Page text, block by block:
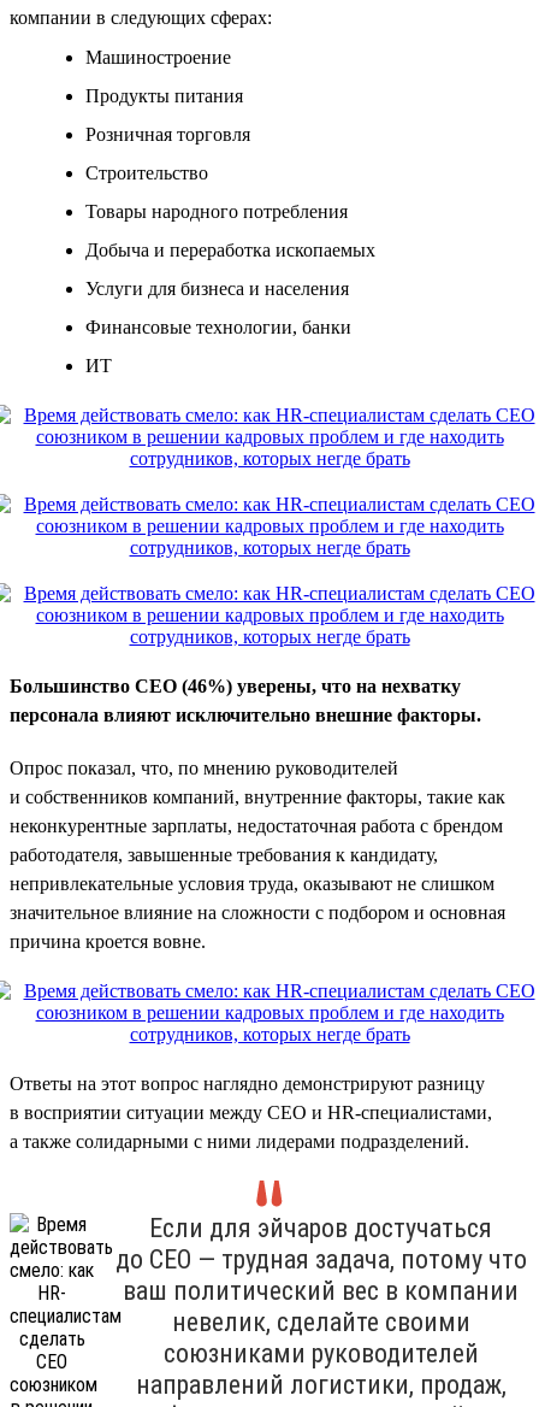
компании в следующих сферах:
Машиностроение
Продукты питания
Розничная торговля
Строительство
Товары народного потребления
Добыча и переработка ископаемых
Услуги для бизнеса и населения
Финансовые технологии, банки
ИТ
Большинство CEO (46%) уверены, что на нехватку
персонала влияют исключительно внешние факторы.
Опрос показал, что, по мнению руководителей
и собственников компаний, внутренние факторы, такие как
неконкурентные зарплаты, недостаточная работа с брендом
работодателя, завышенные требования к кандидату,
непривлекательные условия труда, оказывают не слишком
значительное влияние на сложности с подбором и основная
причина кроется вовне.
Ответы на этот вопрос наглядно демонстрируют разницу
в восприятии ситуации между CEO и HR-специалистами,
а также солидарными с ними лидерами подразделений.
Если для эйчаров достучаться
до CEO — трудная задача, потому что
ваш политический вес в компании
невелик, сделайте своими
союзниками руководителей
направлений логистики, продаж,